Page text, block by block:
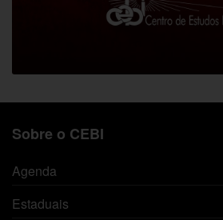
Sobre o CEBI
Agenda
Estaduais